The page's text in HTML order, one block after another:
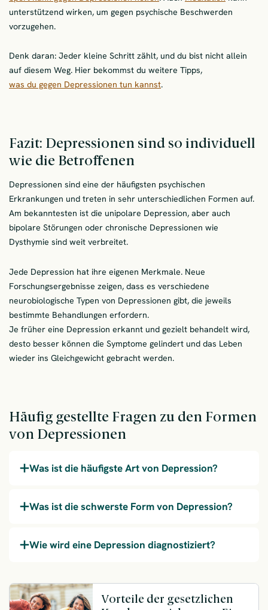
unterstützend wirken, um gegen psychische Beschwerden
vorzugehen.
Denk daran: Jeder kleine Schritt zählt, und du bist nicht allein
auf diesem Weg. Hier bekommst du weitere Tipps,
was du gegen Depressionen tun kannst.
Fazit: Depressionen sind so individuell
wie die Betroffenen
Depressionen sind eine der häufigsten psychischen
Erkrankungen und treten in sehr unterschiedlichen Formen auf.
Am bekanntesten ist die unipolare Depression, aber auch
bipolare Störungen oder chronische Depressionen wie
Dysthymie sind weit verbreitet.
Jede Depression hat ihre eigenen Merkmale. Neue
Forschungsergebnisse zeigen, dass es verschiedene
neurobiologische Typen von Depressionen gibt, die jeweils
bestimmte Behandlungen erfordern.
Je früher eine Depression erkannt und gezielt behandelt wird,
desto besser können die Symptome gelindert und das Leben
wieder ins Gleichgewicht gebracht werden.
Häufig gestellte Fragen zu den Formen
von Depressionen
Was ist die häufigste Art von Depression?
Was ist die schwerste Form von Depression?
Wie wird eine Depression diagnostiziert?
Vorteile der gesetzlichen